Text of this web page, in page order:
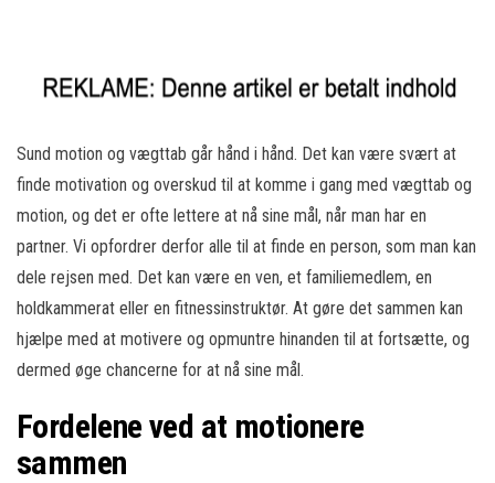
Sund motion og vægttab går hånd i hånd. Det kan være svært at
finde motivation og overskud til at komme i gang med vægttab og
motion, og det er ofte lettere at nå sine mål, når man har en
partner. Vi opfordrer derfor alle til at finde en person, som man kan
dele rejsen med. Det kan være en ven, et familiemedlem, en
holdkammerat eller en fitnessinstruktør. At gøre det sammen kan
hjælpe med at motivere og opmuntre hinanden til at fortsætte, og
dermed øge chancerne for at nå sine mål.
Fordelene ved at motionere
sammen